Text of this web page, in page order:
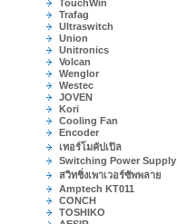
TouchWin
Trafag
Ultraswitch
Union
Unitronics
Volcan
Wenglor
Westec
JOVEN
Kori
Cooling Fan
Encoder
เทอร์โมคัปเปิล
Switching Power Supply
สวิทชิ่งเพาเวอร์ซัพพลาย
Amptech KT011
CONCH
TOSHIKO